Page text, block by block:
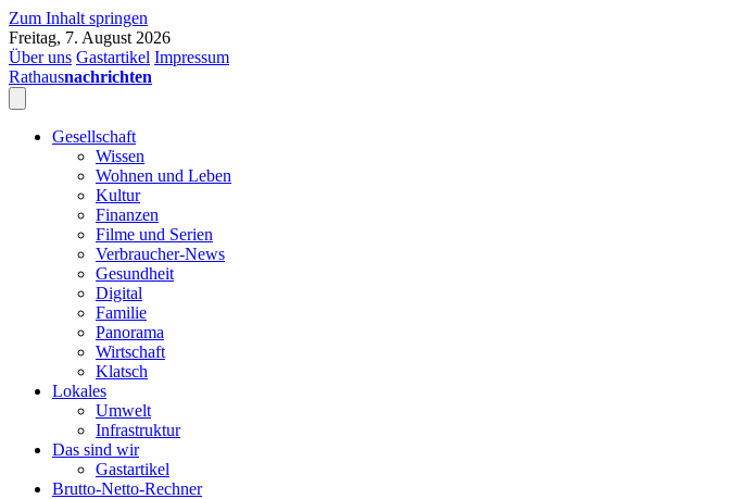
Zum Inhalt springen
Freitag, 7. August 2026
Über uns Gastartikel Impressum
Rathausnachrichten
Gesellschaft
Wissen
Wohnen und Leben
Kultur
Finanzen
Filme und Serien
Verbraucher-News
Gesundheit
Digital
Familie
Panorama
Wirtschaft
Klatsch
Lokales
Umwelt
Infrastruktur
Das sind wir
Gastartikel
Brutto-Netto-Rechner